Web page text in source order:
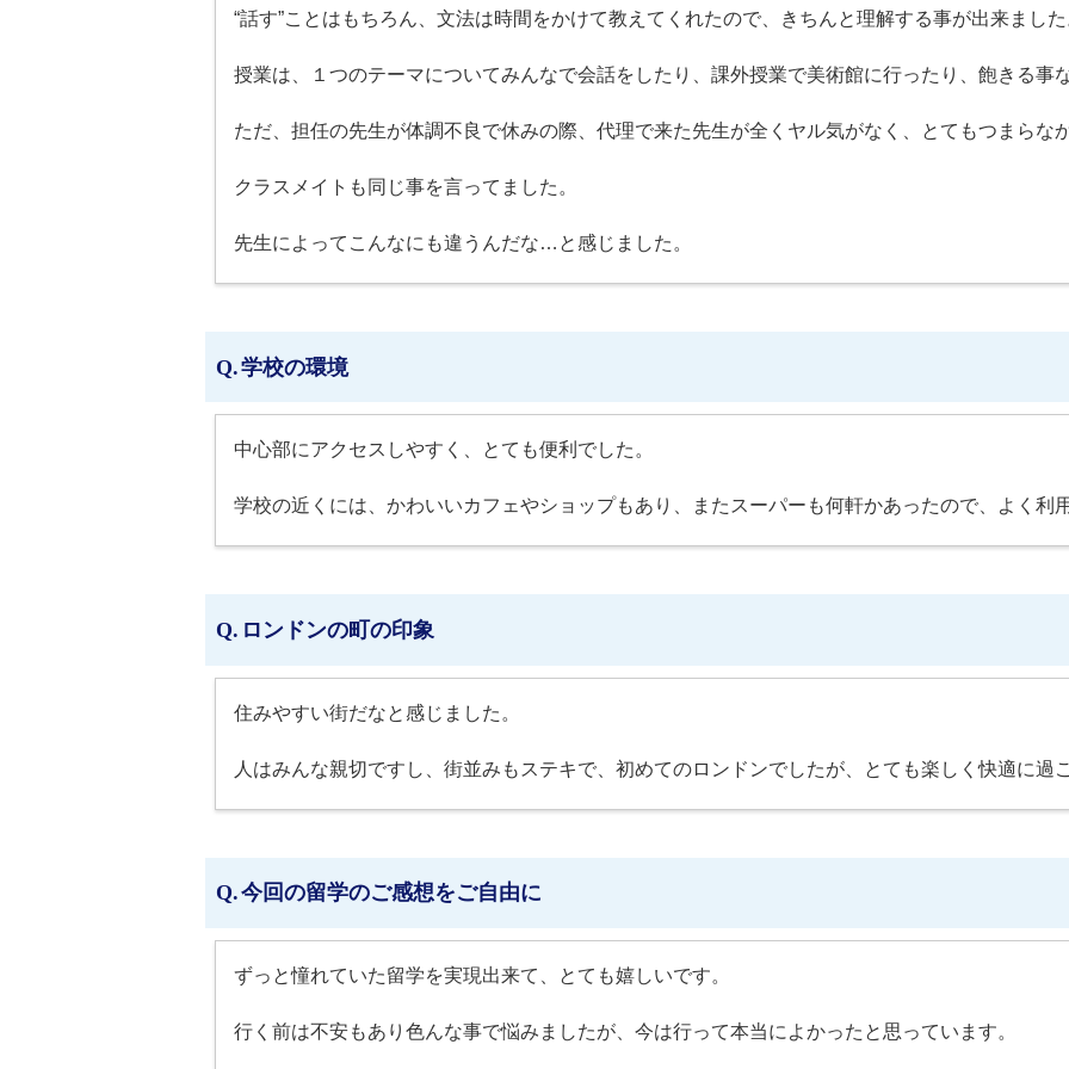
“話す”ことはもちろん、文法は時間をかけて教えてくれたので、きちんと理解する事が出来ました
授業は、１つのテーマについてみんなで会話をしたり、課外授業で美術館に行ったり、飽きる事
ただ、担任の先生が体調不良で休みの際、代理で来た先生が全くヤル気がなく、とてもつまらなか
クラスメイトも同じ事を言ってました。
先生によってこんなにも違うんだな…と感じました。
学校の環境
中心部にアクセスしやすく、とても便利でした。
学校の近くには、かわいいカフェやショップもあり、またスーパーも何軒かあったので、よく利
ロンドンの町の印象
住みやすい街だなと感じました。
人はみんな親切ですし、街並みもステキで、初めてのロンドンでしたが、とても楽しく快適に過
今回の留学のご感想をご自由に
ずっと憧れていた留学を実現出来て、とても嬉しいです。
行く前は不安もあり色んな事で悩みましたが、今は行って本当によかったと思っています。